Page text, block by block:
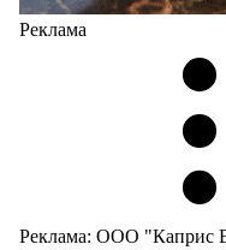
Реклама
Реклама: ООО "Каприс